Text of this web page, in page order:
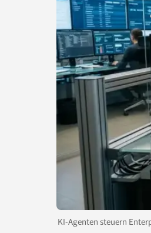
KI-Agenten steuern